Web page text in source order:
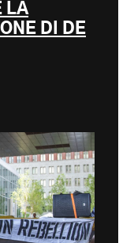
LA
DI DE